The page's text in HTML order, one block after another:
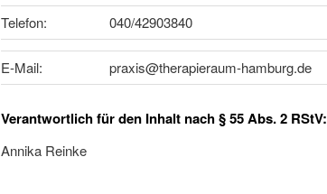
Telefon: 040/42903840
E-Mail: praxis@therapieraum-hamburg.de
Verantwortlich für den Inhalt nach § 55 Abs. 2 RStV:
Annika Reinke